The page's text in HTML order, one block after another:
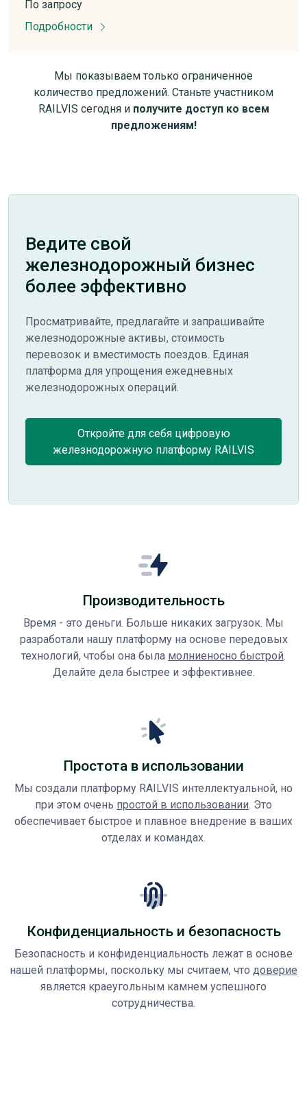
По запросу
Подробности
Мы показываем только ограниченное
количество предложений. Станьте участником
RAILVIS сегодня и получите доступ ко всем
предложениям!
Ведите свой
железнодорожный бизнес
более эффективно
Просматривайте, предлагайте и запрашивайте
железнодорожные активы, стоимость
перевозок и вместимость поездов. Единая
платформа для упрощения ежедневных
железнодорожных операций.
Откройте для себя цифровую
железнодорожную платформу RAILVIS
Производительность
Время - это деньги. Больше никаких загрузок. Мы
разработали нашу платформу на основе передовых
технологий, чтобы она была молниеносно быстрой.
Делайте дела быстрее и эффективнее.
Простота в использовании
Мы создали платформу RAILVIS интеллектуальной, но
при этом очень простой в использовании. Это
обеспечивает быстрое и плавное внедрение в ваших
отделах и командах.
Конфиденциальность и безопасность
Безопасность и конфиденциальность лежат в основе
нашей платформы, поскольку мы считаем, что доверие
является краеугольным камнем успешного
сотрудничества.